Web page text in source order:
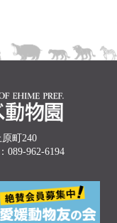
町240
089-962-6194